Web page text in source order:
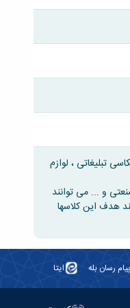
تبلیغاتی ، لوازم
و ... می توانند
هدف این کلاسها
پیام رسان بله ایتا